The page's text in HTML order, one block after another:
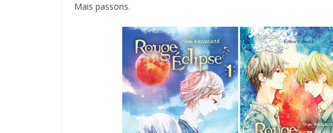
Mais passons.